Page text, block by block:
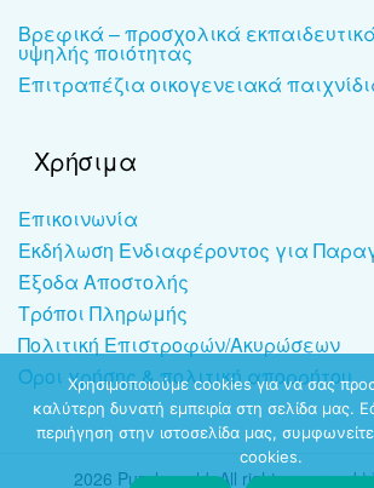
Βρεφικά – προσχολικά
υψηλής ποιότητας
Επιτραπέζια οικογενειακά
Χρήσιμα
Επικοινωνία
Εκδήλωση Ενδιαφέροντος για
Έξοδα Αποστολής
Τρόποι Πληρωμής
Πολιτική Επιστροφών/Ακυρώσεων
Όροι χρήσης & πολιτική απορρήτου
2026 Puzzleworld. All rights reserved |
Χρησιμοποιούμε cookies για να σας
καλύτερη δυνατή εμπειρία στη σελίδα μας.
περιήγηση στην ιστοσελίδα μας,
cookies.